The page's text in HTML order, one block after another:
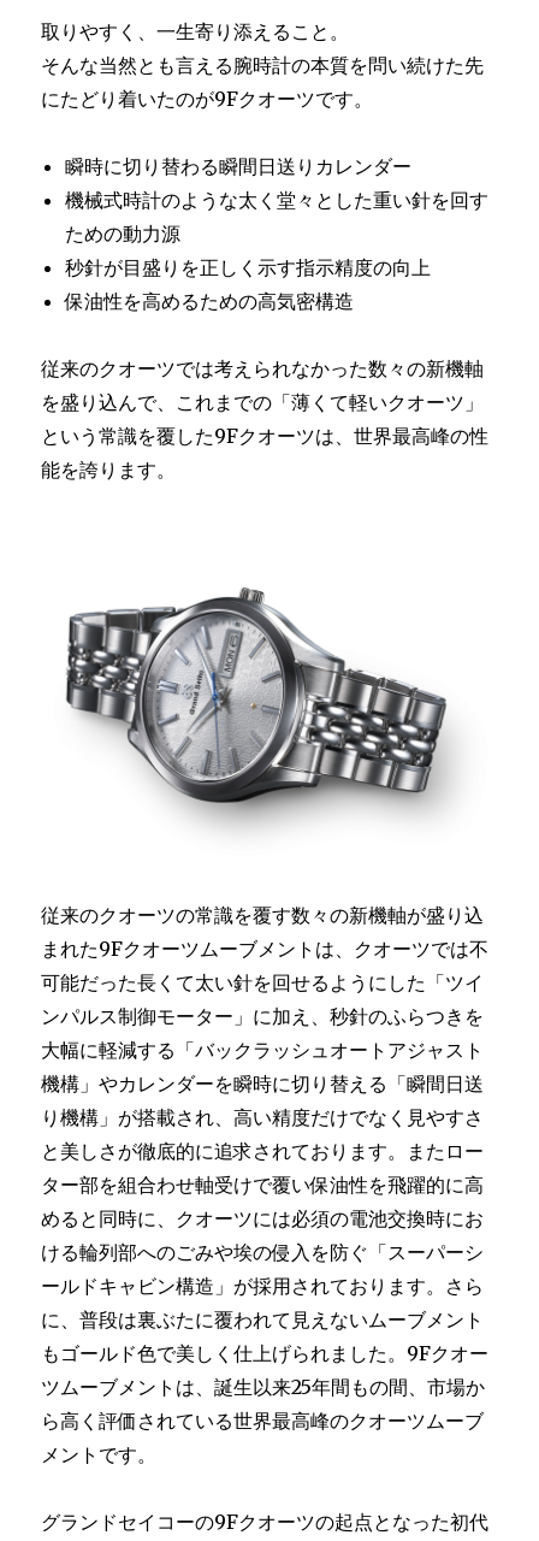
取りやすく、一生寄り添えること。
そんな当然とも言える腕時計の本質を問い続けた先
にたどり着いたのが9Fクオーツです。
瞬時に切り替わる瞬間日送りカレンダー
機械式時計のような太く堂々とした重い針を回す
ための動力源
秒針が目盛りを正しく示す指示精度の向上
保油性を高めるための高気密構造
従来のクオーツでは考えられなかった数々の新機軸
を盛り込んで、これまでの「薄くて軽いクオーツ」
という常識を覆した9Fクオーツは、世界最高峰の性
能を誇ります。
従来のクオーツの常識を覆す数々の新機軸が盛り込
まれた9Fクオーツムーブメントは、クオーツでは不
可能だった長くて太い針を回せるようにした「ツイ
ンパルス制御モーター」に加え、秒針のふらつきを
大幅に軽減する「バックラッシュオートアジャスト
機構」やカレンダーを瞬時に切り替える「瞬間日送
り機構」が搭載され、高い精度だけでなく見やすさ
と美しさが徹底的に追求されております。またロー
ター部を組合わせ軸受けで覆い保油性を飛躍的に高
めると同時に、クオーツには必須の電池交換時にお
ける輪列部へのごみや埃の侵入を防ぐ「スーパーシ
ールドキャビン構造」が採用されております。さら
に、普段は裏ぶたに覆われて見えないムーブメント
もゴールド色で美しく仕上げられました。9Fクオー
ツムーブメントは、誕生以来25年間もの間、市場か
ら高く評価されている世界最高峰のクオーツムーブ
メントです。
グランドセイコーの9Fクオーツの起点となった初代